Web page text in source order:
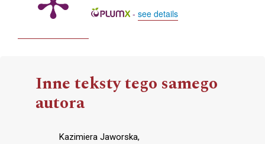
- see details
Inne teksty tego samego
autora
Kazimiera Jaworska,